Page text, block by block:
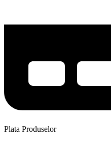
Plata Produselor